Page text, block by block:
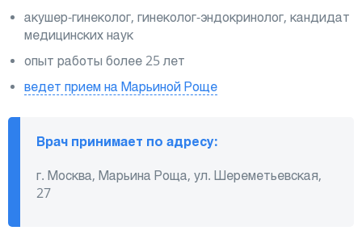
акушер-гинеколог, гинеколог-эндокринолог, кандидат
медицинских наук
опыт работы более 25 лет
ведет прием на Марьиной Роще
Врач принимает по адресу:
г. Москва, Марьина Роща, ул. Шереметьевская,
27